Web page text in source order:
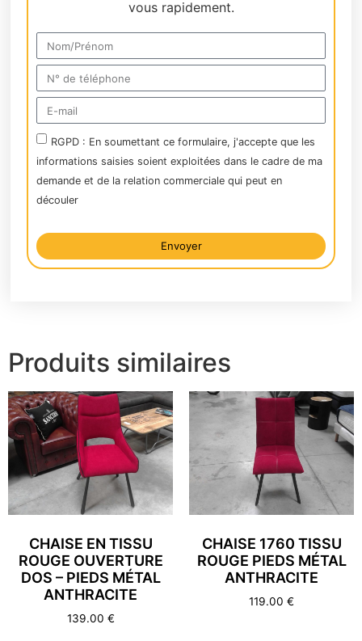
vous rapidement.
RGPD : En soumettant ce formulaire, j'accepte que les
informations saisies soient exploitées dans le cadre de ma
demande et de la relation commerciale qui peut en
découler
Envoyer
Alternative:
Produits similaires
CHAISE EN TISSU
ROUGE OUVERTURE
DOS – PIEDS MÉTAL
ANTHRACITE
139.00 €
CHAISE 1760 TISSU
ROUGE PIEDS MÉTAL
ANTHRACITE
119.00 €